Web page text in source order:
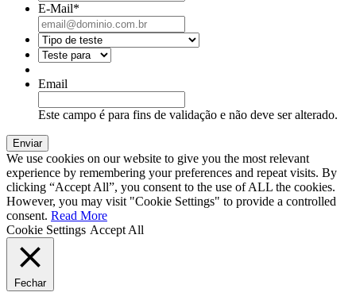
E-Mail*
Email
Este campo é para fins de validação e não deve ser alterado.
We use cookies on our website to give you the most relevant
experience by remembering your preferences and repeat visits. By
clicking “Accept All”, you consent to the use of ALL the cookies.
However, you may visit "Cookie Settings" to provide a controlled
consent. Read More
Cookie Settings Accept All
Fechar